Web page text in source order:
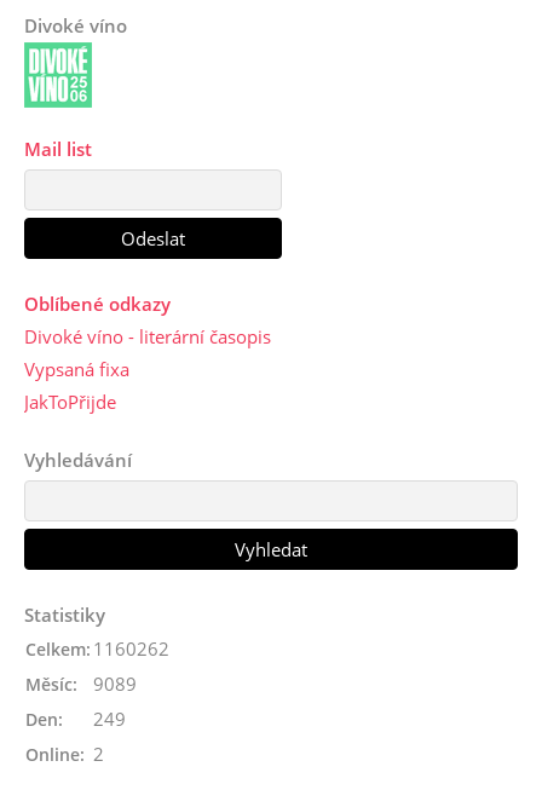
Divoké víno
Mail list
Oblíbené odkazy
Divoké víno - literární časopis
Vypsaná fixa
JakToPřijde
Vyhledávání
Statistiky
Online: 2
Celkem: 1160262
Měsíc: 9089
Den: 249